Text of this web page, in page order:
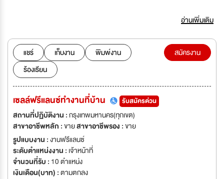
อ่านเพิ่มเติม
แชร์ เก็บงาน
พิมพ์งาน
ร้องเรียน
สมัครงาน
เซลล์ฟรีแลนซ์ทำงานที่บ้าน รับสมัครด่วน
สถานที่ปฏิบัติงาน :กรุงเทพมหานคร(ทุกเขต)
สาขาอาชีพหลัก :ขายสาขาอาชีพรอง :ขาย
รูปแบบงาน :งานฟรีแลนซ์
ระดับตำแหน่งงาน : เจ้าหน้าที่
จำนวนที่รับ : 10 ตำแหน่ง
เงินเดือน(บาท) :ตามตกลง